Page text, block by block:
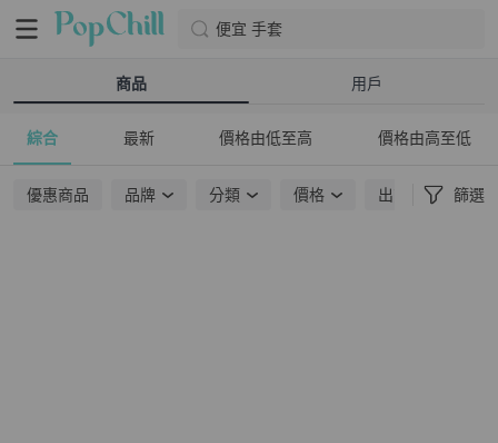
便宜 手套
商品 用戶
綜合 最新 價格由低至高 價格由高至低
優惠商品 品牌 分類 價格 出貨地點 篩選